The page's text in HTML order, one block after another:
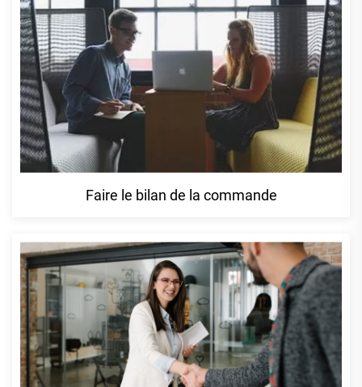
Faire le bilan de la commande